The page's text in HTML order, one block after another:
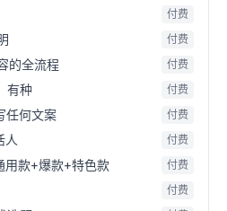
付费
付费
的全流程 付费
有种 付费
任何文案 付费
人 付费
用款+爆款+特色款 付费
付费